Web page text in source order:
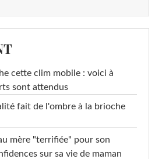
cette clim mobile : voici à
sont attendus
fait de l'ombre à la brioche
mère "terrifiée" pour son
sur sa vie de maman